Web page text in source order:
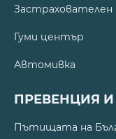
Застрахователен
Гуми център
Автомивка
ПРЕВЕНЦИЯ
Пътищата на